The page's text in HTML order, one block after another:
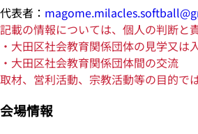
代表者：
記載の情報については、個人の判断と
・大田区社会教育関係団体の見学又は
・大田区社会教育関係団体間の交流
取材、営利活動、宗教活動等の目的で
会場情報